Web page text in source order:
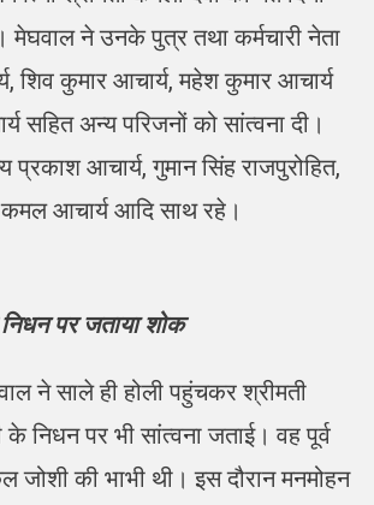
मेघवाल ने उनके पुत्र तथा कर्मचारी नेता
शिव कुमार आचार्य, महेश कुमार आचार्य
सहित अन्य परिजनों को सांत्वना दी।
प्रकाश आचार्य, गुमान सिंह राजपुरोहित,
आचार्य आदि साथ रहे।
पर जताया शोक
ने साले ही होली पहुंचकर श्रीमती
के निधन पर भी सांत्वना जताई। वह पूर्व
जोशी की भाभी थी। इस दौरान मनमोहन